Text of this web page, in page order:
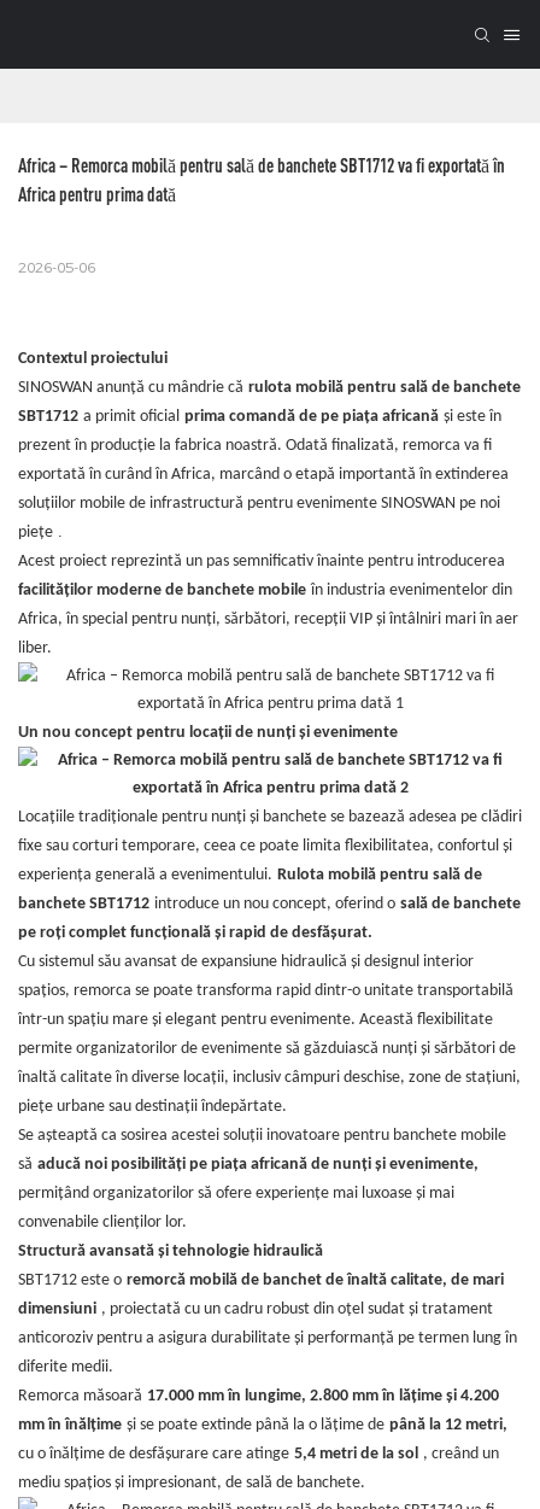
Africa – Remorca mobilă pentru sală de banchete SBT1712 va fi exportată în
Africa pentru prima dată
2026-05-06
Contextul proiectului
SINOSWAN anunță cu mândrie că rulota mobilă pentru sală de banchete
SBT1712 a primit oficial prima comandă de pe piața africană și este în
prezent în producție la fabrica noastră. Odată finalizată, remorca va fi
exportată în curând în Africa, marcând o etapă importantă în extinderea
soluțiilor mobile de infrastructură pentru evenimente SINOSWAN pe noi
piețe .
Acest proiect reprezintă un pas semnificativ înainte pentru introducerea
facilităților moderne de banchete mobile în industria evenimentelor din
Africa, în special pentru nunți, sărbători, recepții VIP și întâlniri mari în aer
liber.
Un nou concept pentru locații de nunți și evenimente
Locațiile tradiționale pentru nunți și banchete se bazează adesea pe clădiri
fixe sau corturi temporare, ceea ce poate limita flexibilitatea, confortul și
experiența generală a evenimentului. Rulota mobilă pentru sală de
banchete SBT1712 introduce un nou concept, oferind o sală de banchete
pe roți complet funcțională și rapid de desfășurat.
Cu sistemul său avansat de expansiune hidraulică și designul interior
spațios, remorca se poate transforma rapid dintr-o unitate transportabilă
într-un spațiu mare și elegant pentru evenimente. Această flexibilitate
permite organizatorilor de evenimente să găzduiască nunți și sărbători de
înaltă calitate în diverse locații, inclusiv câmpuri deschise, zone de stațiuni,
piețe urbane sau destinații îndepărtate.
Se așteaptă ca sosirea acestei soluții inovatoare pentru banchete mobile
să aducă noi posibilități pe piața africană de nunți și evenimente,
permițând organizatorilor să ofere experiențe mai luxoase și mai
convenabile clienților lor.
Structură avansată și tehnologie hidraulică
SBT1712 este o remorcă mobilă de banchet de înaltă calitate, de mari
dimensiuni , proiectată cu un cadru robust din oțel sudat și tratament
anticoroziv pentru a asigura durabilitate și performanță pe termen lung în
diferite medii.
Remorca măsoară 17.000 mm în lungime, 2.800 mm în lățime și 4.200
mm în înălțime și se poate extinde până la o lățime de până la 12 metri,
cu o înălțime de desfășurare care atinge 5,4 metri de la sol , creând un
mediu spațios și impresionant, de sală de banchete.